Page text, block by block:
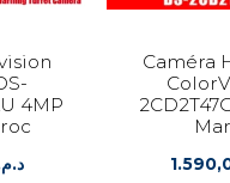
4MP
Caméra